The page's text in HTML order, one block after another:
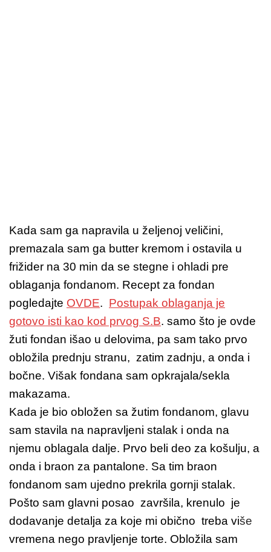
Kada sam ga napravila u željenoj veličini,
premazala sam ga butter kremom i ostavila u
frižider na 30 min da se stegne i ohladi pre
oblaganja fondanom. Recept za fondan
pogledajte OVDE. Postupak oblaganja je
gotovo isti kao kod prvog S.B. samo što je ovde
žuti fondan išao u delovima, pa sam tako prvo
obložila prednju stranu, zatim zadnju, a onda i
bočne. Višak fondana sam opkrajala/sekla
makazama.
Kada je bio obložen sa žutim fondanom, glavu
sam stavila na napravljeni stalak i onda na
njemu oblagala dalje. Prvo beli deo za košulju, a
onda i braon za pantalone. Sa tim braon
fondanom sam ujedno prekrila gornji stalak.
Pošto sam glavni posao završila, krenulo je
dodavanje detalja za koje mi obično treba više
vremena nego pravljenje torte. Obložila sam